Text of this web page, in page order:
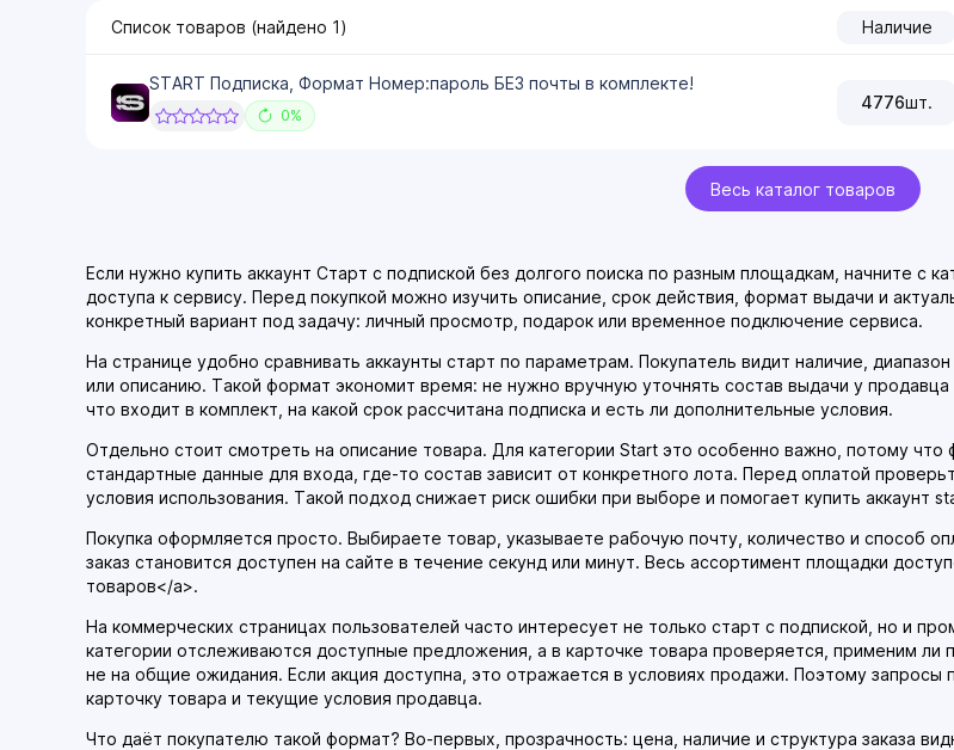
Список товаров (найдено 1) Наличие
START Подписка, Формат Номер:пароль БЕЗ почты в комплекте!
0%
4776шт.
Весь каталог товаров
Если нужно купить аккаунт Старт с подпиской без долгого поиска по разным площадкам, начните с
доступа к сервису. Перед покупкой можно изучить описание, срок действия, формат выдачи и
конкретный вариант под задачу: личный просмотр, подарок или временное подключение сервиса.
На странице удобно сравнивать аккаунты старт по параметрам. Покупатель видит наличие,
или описанию. Такой формат экономит время: не нужно вручную уточнять состав выдачи у
что входит в комплект, на какой срок рассчитана подписка и есть ли дополнительные условия.
Отдельно стоит смотреть на описание товара. Для категории Start это особенно важно, потому
стандартные данные для входа, где-то состав зависит от конкретного лота. Перед оплатой
условия использования. Такой подход снижает риск ошибки при выборе и помогает купить аккаунт
Покупка оформляется просто. Выбираете товар, указываете рабочую почту, количество и способ
заказ становится доступен на сайте в течение секунд или минут. Весь ассортимент площадки
товаров</a>.
На коммерческих страницах пользователей часто интересует не только старт с подпиской, но и
категории отслеживаются доступные предложения, а в карточке товара проверяется, применим ли
не на общие ожидания. Если акция доступна, это отражается в условиях продажи. Поэтому запросы
карточку товара и текущие условия продавца.
Что даёт покупателю такой формат? Во-первых, прозрачность: цена, наличие и структура заказа